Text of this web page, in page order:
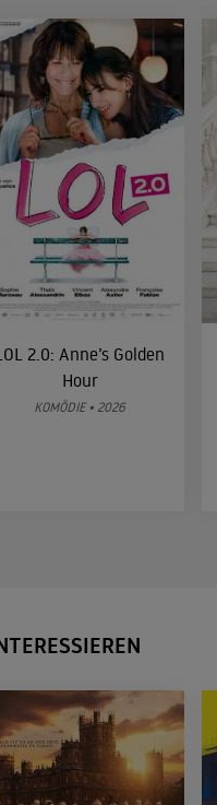
2.0: Anne’s Golden
Hour
KOMÖDIE • 2026